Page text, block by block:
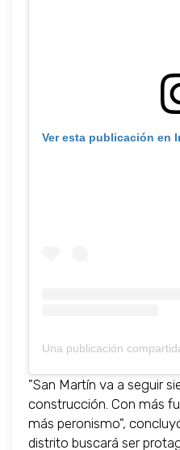
Ver esta publicación en
"San Martín va a seguir
construcción. Con más
más peronismo",
distrito buscará ser